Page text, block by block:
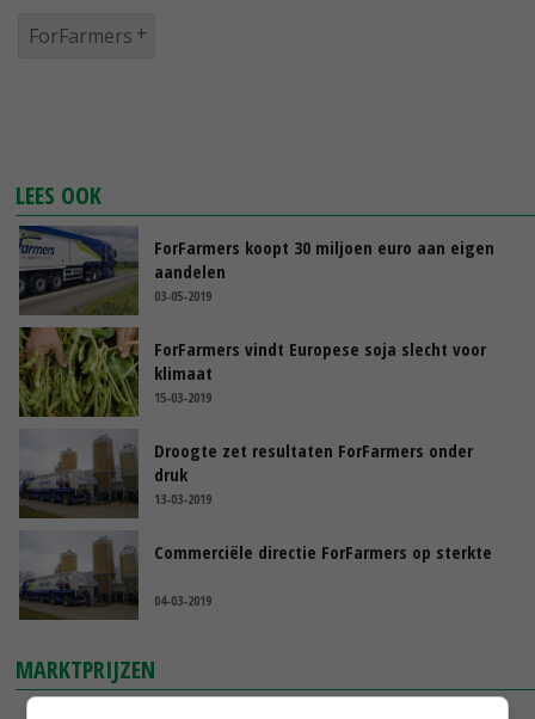
ForFarmers
LEES OOK
ForFarmers koopt 30 miljoen euro aan eigen
aandelen
03-05-2019
ForFarmers vindt Europese soja slecht voor
klimaat
15-03-2019
Droogte zet resultaten ForFarmers onder
druk
13-03-2019
Commerciële directie ForFarmers op sterkte
04-03-2019
MARKTPRIJZEN